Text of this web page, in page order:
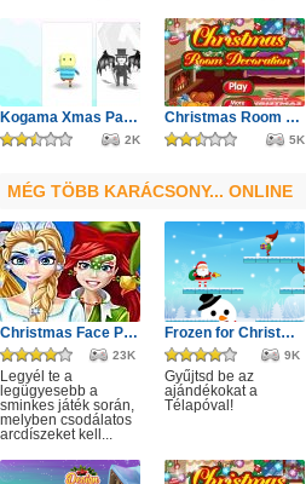
Kogama Xmas Parkour
2K
Christmas Room Decoration
5K
MÉG TÖBB KARÁCSONY... ONLINE
Christmas Face Painting
23K
Legyél te a
legügyesebb a
sminkes játék során,
melyben csodálatos
arcdíszeket kell...
Frozen for Christmas
9K
Gyűjtsd be az
ajándékokat a
Télapóval!